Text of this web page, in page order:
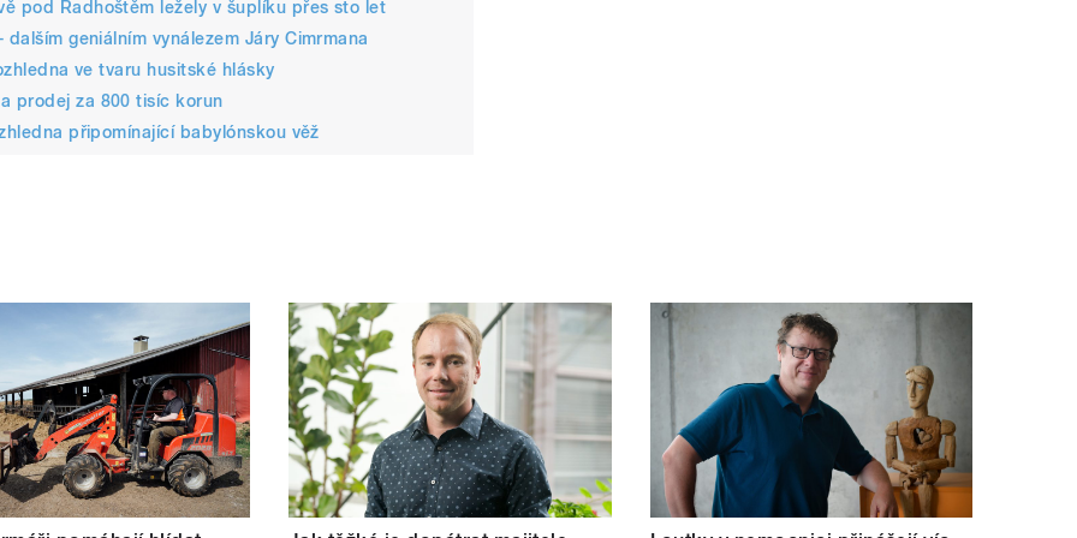
pod Radhoštěm ležely v šuplíku přes sto let
geniálním vynálezem Járy Cimrmana
ve tvaru husitské hlásky
prodej za 800 tisíc korun
připomínající babylónskou věž